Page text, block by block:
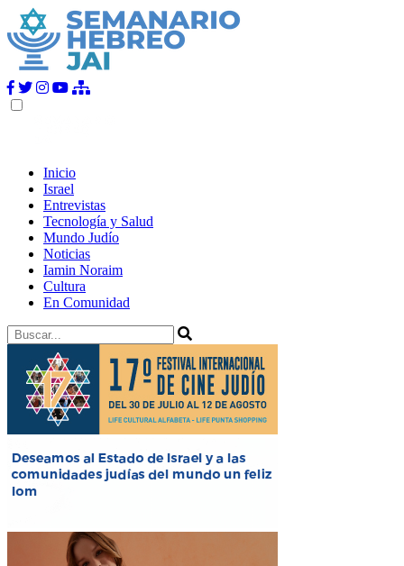
Inicio
Israel
Entrevistas
Tecnología y Salud
Mundo Judío
Noticias
Iamin Noraim
Cultura
En Comunidad